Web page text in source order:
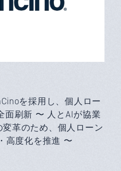
を採用し、個人ロー
面刷新 〜 人とAIが協業
革のため、個人ローン
高度化を推進 〜